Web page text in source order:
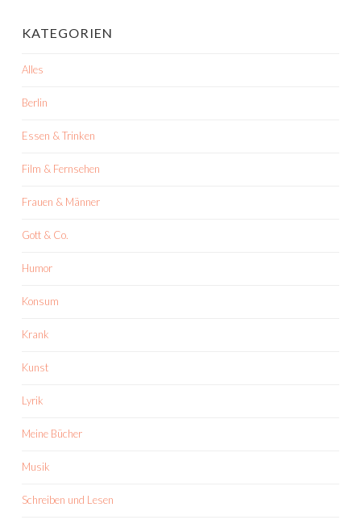
KATEGORIEN
Alles
Berlin
Essen & Trinken
Film & Fernsehen
Frauen & Männer
Gott & Co.
Humor
Konsum
Krank
Kunst
Lyrik
Meine Bücher
Musik
Schreiben und Lesen